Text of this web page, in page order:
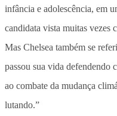
infância e adolescência, em
candidata vista muitas vezes
Mas Chelsea também se
passou sua vida defendendo
ao combate da mudança
lutando.”